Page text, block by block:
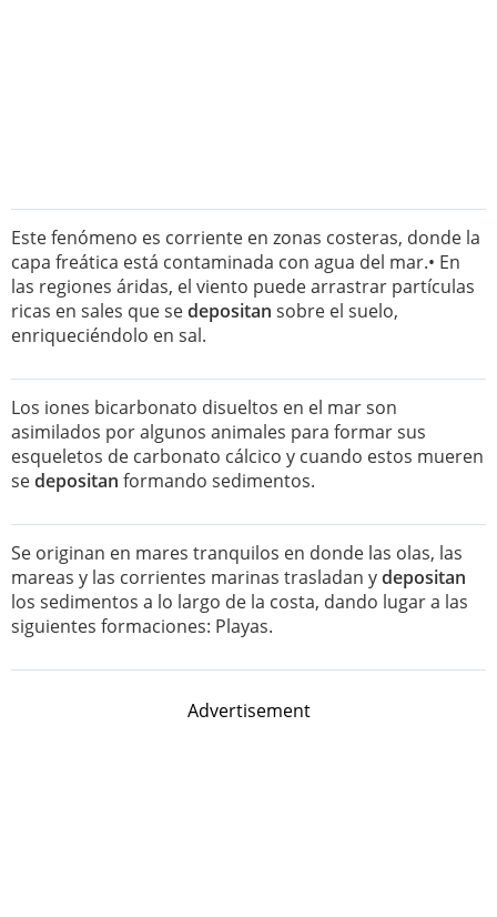
Este fenómeno es corriente en zonas costeras, donde la
capa freática está contaminada con agua del mar.• En
las regiones áridas, el viento puede arrastrar partículas
ricas en sales que sedepositan sobre el suelo,
enriqueciéndolo en sal.
Los iones bicarbonato disueltos en el mar son
asimilados por algunos animales para formar sus
esqueletos de carbonato cálcico y cuando estos mueren
sedepositan formando sedimentos.
Se originan en mares tranquilos en donde las olas, las
mareas y las corrientes marinas trasladan ydepositan
los sedimentos a lo largo de la costa, dando lugar a las
siguientes formaciones: Playas.
Advertisement